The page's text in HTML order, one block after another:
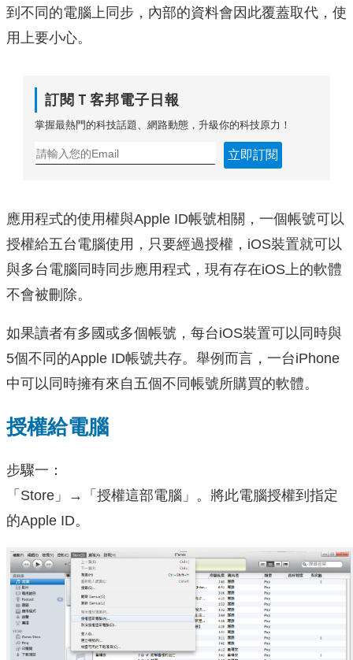
到不同的電腦上同步，內部的資料會因此覆蓋取代，使
用上要小心。
訂閱Ｔ客邦電子日報
掌握最熱門的科技話題、網路動態，升級你的科技原力！
立即訂閱
應用程式的使用權與Apple ID帳號相關，一個帳號可以
授權給五台電腦使用，只要經過授權，iOS裝置就可以
與多台電腦同時同步應用程式，現有存在iOS上的軟體
不會被刪除。
如果讀者有多國或多個帳號，每台iOS裝置可以同時與
5個不同的Apple ID帳號共存。舉例而言，一台iPhone
中可以同時擁有來自五個不同帳號所購買的軟體。
授權給電腦
步驟一：
「Store」→「授權這部電腦」。將此電腦授權到指定
的Apple ID。